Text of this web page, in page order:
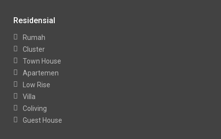
Residensial
Rumah
Cluster
Town House
Apartemen
Low Rise
Villa
Coliving
Guest House